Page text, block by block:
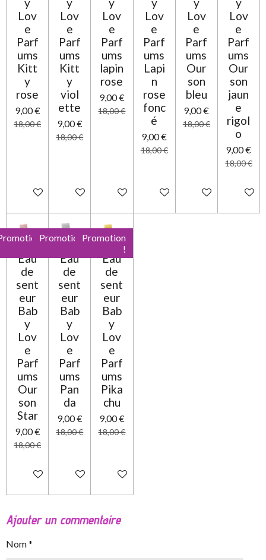
y
Lov
e
Parf
ums
Kitt
y
rose
9,00 €
18,00 €
Ajouter au panier
y
Lov
e
Parf
ums
Kitt
y
viol
ette
9,00 €
18,00 €
Ajouter au panier
y
Lov
e
Parf
ums
lapin
rose
9,00 €
18,00 €
Ajouter au panier
y
Lov
e
Parf
ums
Lapi
n
rose
fonc
é
9,00 €
18,00 €
Ajouter au panier
y
Lov
e
Parf
ums
Our
son
bleu
9,00 €
18,00 €
Ajouter au panier
y
Lov
e
Parf
ums
Our
son
jaun
e
rigol
o
9,00 €
18,00 €
Ajouter
Eau
de
sent
eur
Bab
y
Lov
e
Parf
ums
Our
son
Star
9,00 €
18,00 €
Ajouter au panier
Promotion
Eau
de
sent
eur
Bab
y
Lov
e
Parf
ums
Pan
da
9,00 €
18,00 €
Ajouter au panier
Promotion
!
Eau
de
sent
eur
Bab
y
Lov
e
Parf
ums
Pika
chu
9,00 €
18,00 €
Ajouter au panier
Ajouter un commentaire
Nom *